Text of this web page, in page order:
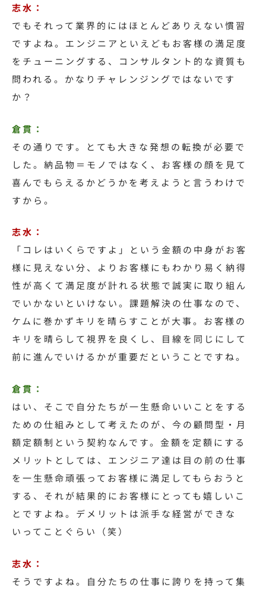
志水：
でもそれって業界的にはほとんどありえない慣習
ですよね。 エンジニアといえどもお客様の満足度
をチューニングする、コンサルタント的な資質も
問われる。かなりチャレンジングではないです
か？
倉貫：
その通りです。とても大きな発想の転換が必要で
した。納品物＝モノではなく、お客様の顔を見て
喜んでもらえるかどうかを考えようと言うわけで
すから。
志水：
「コレはいくらですよ」という金額の中身がお客
様に見えない分、よりお客様にもわかり易く納得
性が高くて満足度が計れる状態で誠実に取り組ん
でいかないといけない。課題解決の仕事なので、
ケムに巻かずキリを晴らすことが大事。お客様の
キリを晴らして視界を良くし、目線を同じにして
前に進んでいけるかが重要だということですね。
倉貫：
はい、そこで自分たちが一生懸命いいことをする
ための仕組みとして考えたのが、今の顧問型・月
額定額制という契約なんです。 金額を定額にする
メリットとしては、エンジニア達は目の前の仕事
を一生懸命頑張ってお客様に満足してもらおうと
する、それが結果的にお客様にとっても嬉しいこ
とですよね。デメリットは派手な経営ができな
いってことぐらい（笑）
志水：
そうですよね。 自分たちの仕事に誇りを持って集